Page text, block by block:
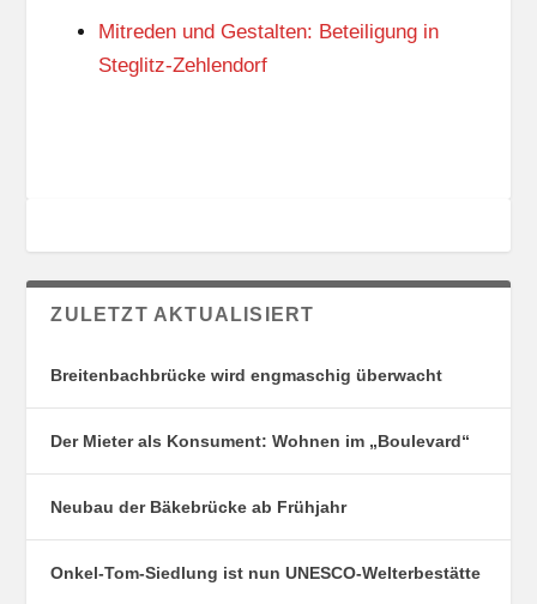
S
O
N
Mitreden und Gestalten: Beteiligung in
Steglitz-Zehlendorf
ZULETZT AKTUALISIERT
Breitenbachbrücke wird engmaschig überwacht
Der Mieter als Konsument: Wohnen im „Boulevard“
Neubau der Bäkebrücke ab Frühjahr
Onkel-Tom-Siedlung ist nun UNESCO-Welterbestätte